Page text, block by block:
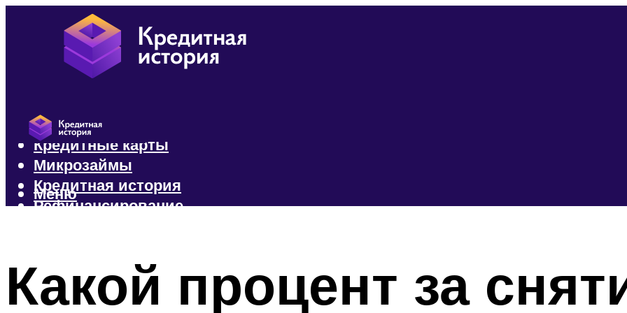
Кредиты
Кредитные карты
Микрозаймы
Кредитная история
Рефинансирование
Меню
Какой процент за